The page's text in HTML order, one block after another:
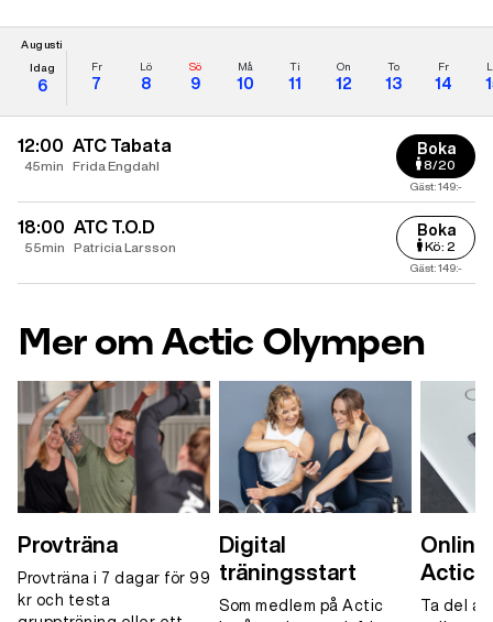
Augusti
Idag
6
Fr
7
Lö
8
Sö
9
Må
10
Ti
11
On
12
To
13
Fr
14
12:00
45min
ATC Tabata
Frida Engdahl
Boka
8/20
Gäst: 149:-
18:00
55min
ATC T.O.D
Patricia Larsson
Boka
Kö: 2
Gäst: 149:-
Mer om Actic Olympen
Provträna
Provträna i 7 dagar för 99
kr och testa
Digital
träningsstart
Som medlem på Actic
Actic
Ta del